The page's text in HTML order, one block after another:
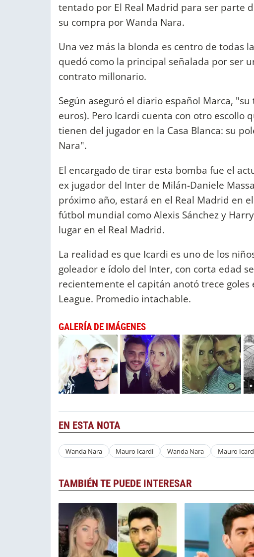
tentado por El Real Madrid para ser parte
su compra por Wanda Nara.
Una vez más la blonda es centro de todas
quedó como la principal señalada por ser
contrato millonario.
Según aseguró el diario español Marca,
euros). Pero Icardi cuenta con otro escollo
tienen del jugador en la Casa Blanca: su
Nara".
El encargado de tirar esta bomba fue el
ex jugador del Inter de Milán-Daniele
próximo año, estará en el Real Madrid en
fútbol mundial como Alexis Sánchez y
lugar en el Real Madrid.
La realidad es que Icardi es uno de los
goleador e ídolo del Inter, con corta edad
recientemente el capitán anotó trece
League. Promedio intachable.
GALERÍA DE IMÁGENES
EN ESTA NOTA
Wanda Nara Mauro Icardi Wanda Nara Mauro
TAMBIÉN TE PUEDE INTERESAR